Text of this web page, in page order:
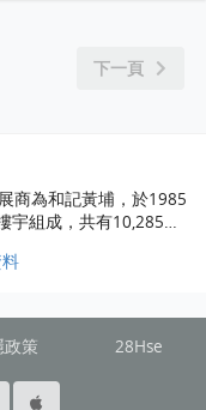
下一頁
商為和記黃埔，於1985
宇組成，共有10,285個
通便利，步行至港鐵時
政策 28Hse